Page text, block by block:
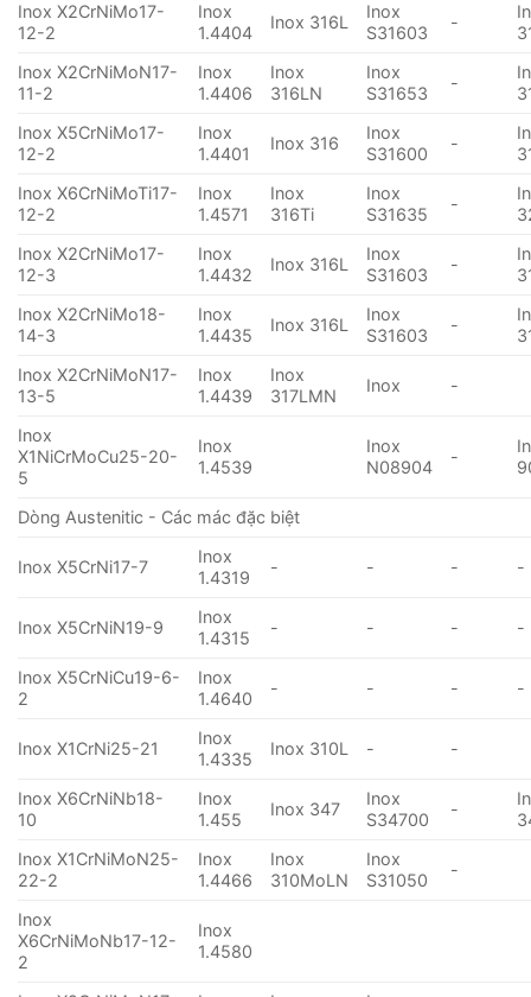
Inox X2CrNiMo17-
12-2
Inox
1.4404
Inox 316L
Inox
S31603
-
Inox X2CrNiMoN17-
11-2
Inox
1.4406
Inox
316LN
Inox
S31653
-
Inox X5CrNiMo17-
12-2
Inox
1.4401
Inox 316
Inox
S31600
-
Inox X6CrNiMoTi17-
12-2
Inox
1.4571
Inox
316Ti
Inox
S31635
-
Inox X2CrNiMo17-
12-3
Inox
1.4432
Inox 316L
Inox
S31603
-
Inox X2CrNiMo18-
14-3
Inox
1.4435
Inox 316L
Inox
S31603
-
Inox X2CrNiMoN17-
13-5
Inox
1.4439
Inox
317LMN
Inox -
Inox
X1NiCrMoCu25-20-
5
Inox
1.4539
Inox
N08904
-
Dòng Austenitic - Các mác đặc biệt
Inox X5CrNi17-7
Inox
1.4319
- - - -
Inox X5CrNiN19-9
Inox
1.4315
- - - -
Inox X5CrNiCu19-6-
2
Inox
1.4640
- - - -
Inox X1CrNi25-21
Inox
1.4335
Inox 310L - -
Inox X6CrNiNb18-
10
Inox
1.455
Inox 347
Inox
S34700
-
Inox X1CrNiMoN25-
22-2
Inox
1.4466
Inox
310MoLN
Inox
S31050
-
Inox
X6CrNiMoNb17-12-
2
Inox
1.4580